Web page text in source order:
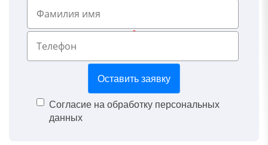
*
Оставить заявку
Согласие на обработку персональных
данных